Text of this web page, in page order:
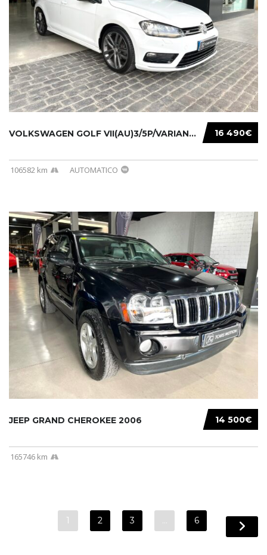
16 490€
VOLKSWAGEN GOLF VII(AU)3/5P/VARIANT(12-16 20...
106582 km AUTOMATICO
14 500€
JEEP GRAND CHEROKEE 2006
165746 km
1 2 3 … 6